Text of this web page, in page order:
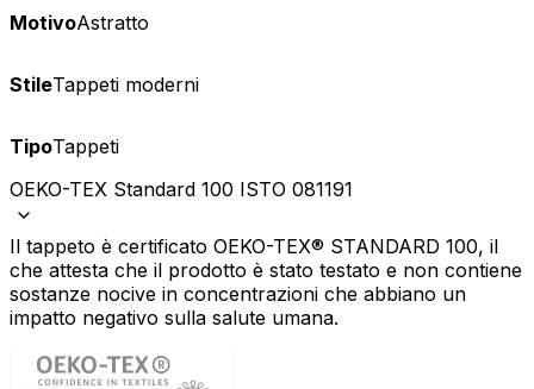
MotivoAstratto
StileTappeti moderni
TipoTappeti
OEKO-TEX Standard 100 ISTO 081191
Il tappeto è certificato OEKO-TEX® STANDARD 100, il
che attesta che il prodotto è stato testato e non contiene
sostanze nocive in concentrazioni che abbiano un
impatto negativo sulla salute umana.